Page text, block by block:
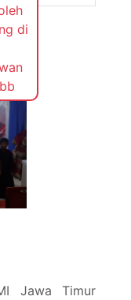
Jawa Timur
di